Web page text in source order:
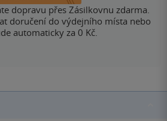
dopravu přes Zásilkovnu zdarma.
doručení do výdejního místa nebo
automaticky za 0 Kč.